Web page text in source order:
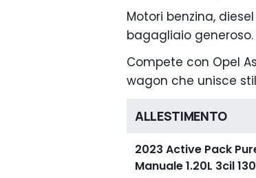
Motori benzina,
bagagliaio
Compete con Opel
wagon che unisce
ALLESTIMENTO
2023 Active Pack
Manuale 1.20L 3cil